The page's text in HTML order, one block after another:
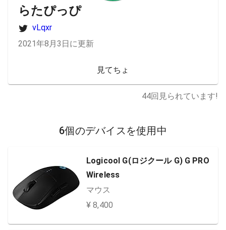
らたぴっぴ
vLqxr
2021年8月3日に更新
見てちょ
44回見られています!
6個のデバイスを使用中
Logicool G(ロジクール G) G PRO
Wireless
マウス
¥ 8,400